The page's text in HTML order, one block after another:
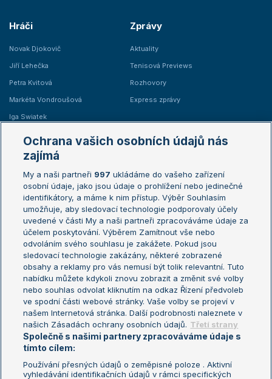
Hráči
Novak Djokovič
Jiří Lehečka
Petra Kvitová
Markéta Vondroušová
Iga Swiatek
Zprávy
Aktuality
Tenisová Previews
Rozhovory
Express zprávy
Žebříčky
Žebříček ATP (muži)
Žebříček WTA (ženy)
Sázkařský žebříček
Australian Open
French Open
Wimbledon
US Open
Turnaj mistrů
Turnaj mistryň
Aktualní trendy
Fotbalové přestupy
Livesport Daily
LS Prague Open
Ochrana vašich osobních údajů nás
zajímá
My a naši partneři 997 ukládáme do vašeho zařízení
osobní údaje, jako jsou údaje o prohlížení nebo jedinečné
identifikátory, a máme k nim přístup. Výběr Souhlasím
umožňuje, aby sledovací technologie podporovaly účely
uvedené v části My a naši partneři zpracováváme údaje za
účelem poskytování. Výběrem Zamítnout vše nebo
odvoláním svého souhlasu je zakážete. Pokud jsou
sledovací technologie zakázány, některé zobrazené
obsahy a reklamy pro vás nemusí být tolik relevantní. Tuto
nabídku můžete kdykoli znovu zobrazit a změnit své volby
nebo souhlas odvolat kliknutím na odkaz Řízení předvoleb
ve spodní části webové stránky. Vaše volby se projeví v
našem Internetová stránka. Další podrobnosti naleznete v
našich Zásadách ochrany osobních údajů. Třetí strany
Společně s našimi partnery zpracováváme údaje s
tímto cílem:
Používání přesných údajů o zeměpisné poloze . Aktivní
vyhledávání identifikačních údajů v rámci specifických